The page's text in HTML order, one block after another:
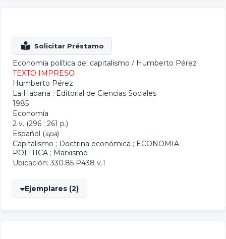
Economía política del capitalismo / Humberto Pérez
TEXTO IMPRESO
Humberto Pérez
La Habana : Editorial de Ciencias Sociales
1985
Economía
2 v. (296 ; 261 p.)
Español (spa)
Capitalismo ; Doctrina económica ; ECONOMIA
POLITICA ; Marxismo
Ubicación: 330.85 P438 v.1
Ejemplares (2)